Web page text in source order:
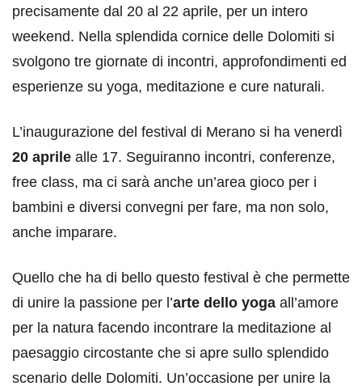
precisamente dal 20 al 22 aprile, per un intero
weekend. Nella splendida cornice delle Dolomiti si
svolgono tre giornate di incontri, approfondimenti ed
esperienze su yoga, meditazione e cure naturali.
L’inaugurazione del festival di Merano si ha venerdì
20 aprile alle 17. Seguiranno incontri, conferenze,
free class, ma ci sarà anche un’area gioco per i
bambini e diversi convegni per fare, ma non solo,
anche imparare.
Quello che ha di bello questo festival è che permette
di unire la passione per l’arte dello yoga all’amore
per la natura facendo incontrare la meditazione al
paesaggio circostante che si apre sullo splendido
scenario delle Dolomiti. Un’occasione per unire la